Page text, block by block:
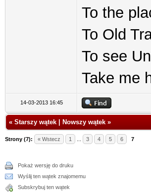
To the
To Old
To see
Take me
14-03-2013 16:45
« Starszy wątek Nowszy wątek »
Strony (7): « Wstecz 1 3 4 5 6 7
Pokaż wersję do druku
Wyślij ten wątek znajomemu
Subskrybuj ten wątek